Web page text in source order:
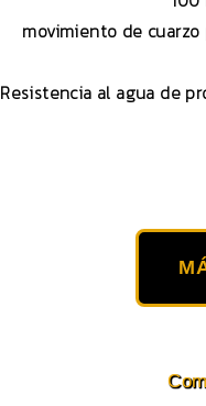
movimiento de
Resistencia al agua de